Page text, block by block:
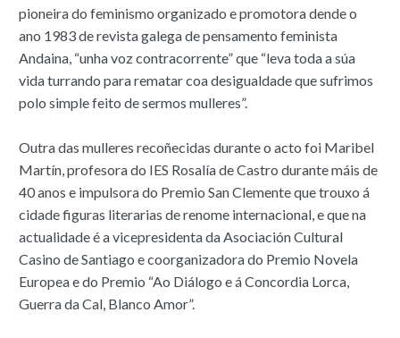
pioneira do feminismo organizado e promotora dende o
ano 1983 de revista galega de pensamento feminista
Andaina, “unha voz contracorrente” que “leva toda a súa
vida turrando para rematar coa desigualdade que sufrimos
polo simple feito de sermos mulleres”.
Outra das mulleres recoñecidas durante o acto foi Maribel
Martín, profesora do IES Rosalía de Castro durante máis de
40 anos e impulsora do Premio San Clemente que trouxo á
cidade figuras literarias de renome internacional, e que na
actualidade é a vicepresidenta da Asociación Cultural
Casino de Santiago e coorganizadora do Premio Novela
Europea e do Premio “Ao Diálogo e á Concordia Lorca,
Guerra da Cal, Blanco Amor”.